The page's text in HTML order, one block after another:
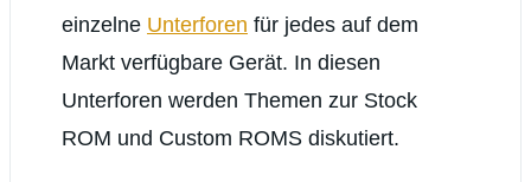
einzelne Unterforen für jedes auf dem
Markt verfügbare Gerät. In diesen
Unterforen werden Themen zur Stock
ROM und Custom ROMS diskutiert.